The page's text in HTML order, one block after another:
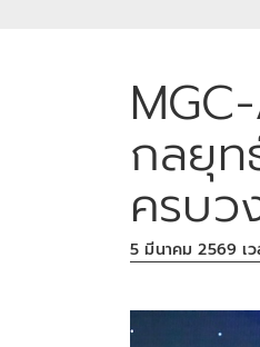
กลยุท
ครบ
5 มีนาคม 2569 เว